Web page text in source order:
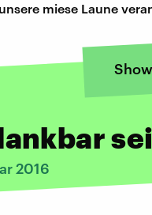
miese Laune
2016